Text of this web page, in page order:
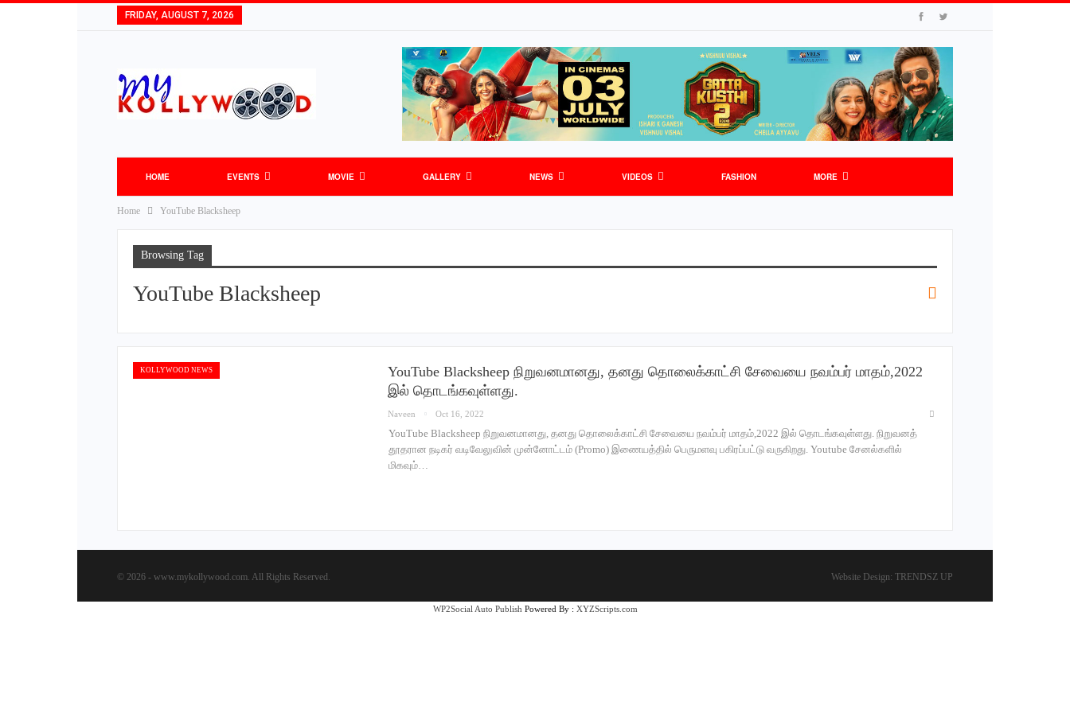
FRIDAY, AUGUST 7, 2026
HOME EVENTS MOVIE GALLERY NEWS VIDEOS FASHION MORE
Home YouTube Blacksheep
Browsing Tag
YouTube Blacksheep
KOLLYWOOD NEWS
YouTube Blacksheep நிறுவனமானது, தனது தொலைக்காட்சி சேவையை நவம்பர் மாதம்,2022
இல் தொடங்கவுள்ளது.
Naveen Oct 16, 2022
YouTube Blacksheep நிறுவனமானது, தனது தொலைக்காட்சி சேவையை நவம்பர் மாதம்,2022 இல் தொடங்கவுள்ளது. நிறுவனத்
தூதரான நடிகர் வடிவேலுவின் முன்னோட்டம் (Promo) இணையத்தில் பெருமளவு பகிரப்பட்டு வருகிறது. Youtube சேனல்களில்
மிகவும்…
© 2026 - www.mykollywood.com. All Rights Reserved. Website Design: TRENDSZ UP
WP2Social Auto Publish Powered By : XYZScripts.com